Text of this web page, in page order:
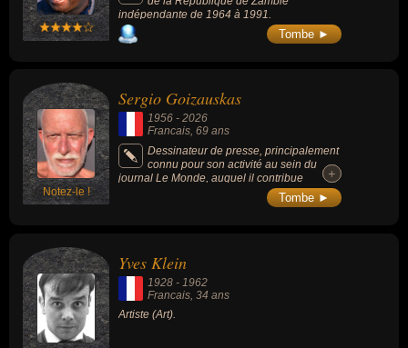
indépendante de 1964 à 1991.
Tombe ►
Notez-le !
Sergio Goizauskas
1956 - 2026
Francais, 69 ans
Dessinateur de presse, principalement
connu pour son activité au sein du
journal Le Monde, auquel il contribue
régulièrement à partir de 1982 et pendant 40
+
+
Tombe ►
Yves Klein
1928 - 1962
Francais , 34 ans
Artiste (Art).